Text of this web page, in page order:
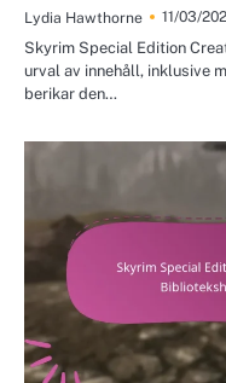
Lydia Hawthorne
11/03/
Skyrim Special Edition
urval av innehåll, inklusive
berikar den…